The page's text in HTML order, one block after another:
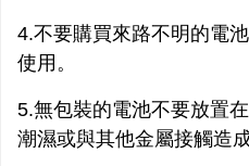
4.不要購買來路不明的電
使用。
5.無包裝的電池不要放置
潮濕或與其他金屬接觸造